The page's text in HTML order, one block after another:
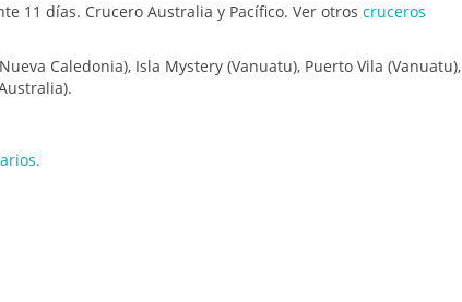
11 días. Crucero Australia y Pacífico. Ver otroscruceros
Caledonia), Isla Mystery (Vanuatu), Puerto Vila (Vanuatu),